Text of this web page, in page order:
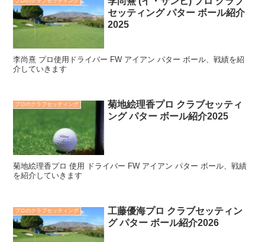
セッティング パター ボール紹介
2025
李尚熹 プロ使用ドライバー FW アイアン パター ボール、戦績を紹
介していきます
プロのクラブセッティング
菊地絵理香プロ クラブセッティ
ング パター ボール紹介2025
菊地絵理香プロ 使用 ドライバー FW アイアン パター ボール、戦績
を紹介していきます
プロのクラブセッティング
工藤優海プロ クラブセッティン
グ パター ボール紹介2026